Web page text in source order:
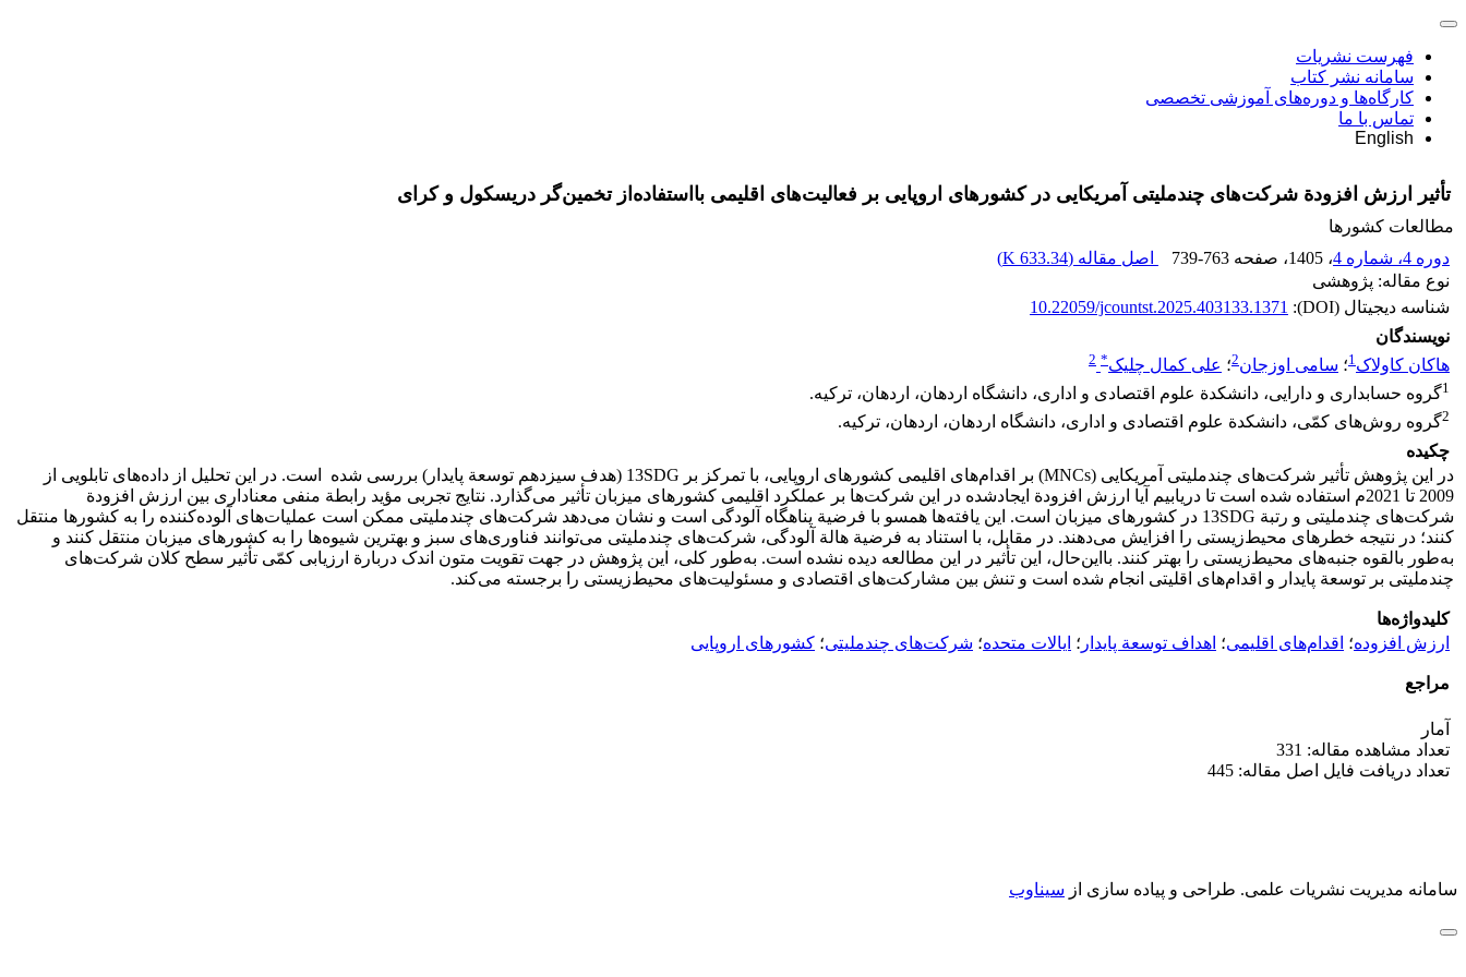
فهرست نشریات
سامانه نشر کتاب
کارگاه‌ها و دوره‌های آموزشی تخصصی
تماس با ما
English
تأثیر ارزش افزودة شرکت‌های چندملیتی آمریکایی در کشورهای اروپایی بر فعالیت‌های اقلیمی بااستفاده‌از تخمین‌گر دریسکول و کرای
مطالعات کشورها
دوره 4، شماره 4
، 1405 ، صفحه 739-763 اصل مقاله (633.34 K
)
نوع مقاله: پژوهشی
شناسه دیجیتال (DOI):
10.22059/jcountst.2025.403133.1371
نویسندگان
هاکان کاولاک1؛ سامی اوزجان2؛ علی کمال چلیک*
2
1گروه حسابداری و دارایی، دانشکدة علوم اقتصادی و اداری، دانشگاه اردهان، اردهان، ترکیه.
2گروه روش‌های کمّی، دانشکدة علوم اقتصادی و اداری، دانشگاه اردهان، اردهان، ترکیه.
چکیده
در این پژوهش تأثیر شرکت‌های چندملیتی آمریکایی (MNCs) بر اقدام‌های اقلیمی کشورهای اروپایی، با تمرکز بر 13SDG (هدف سیزدهم توسعة پایدار) بررسی شده است. در این تحلیل از داده‌های تابلویی از
2009 تا 2021م استفاده شده است تا دریابیم آیا ارزش افزودة ایجادشده در این شرکت‌ها بر عملکرد اقلیمی کشورهای میزبان تأثیر می‌گذارد. نتایج تجربی مؤید رابطة منفی معناداری بین ارزش افزودة
شرکت‌های چندملیتی و رتبة 13SDG در کشورهای میزبان است. این یافته‌ها همسو با فرضیة پناهگاه آلودگی است و نشان می‌دهد شرکت‌های چندملیتی ممکن است عملیات‌های آلوده‌کننده را به کشورها منتقل
کنند؛ در نتیجه خطرهای محیط‌زیستی را افزایش می‌دهند. در مقابل، با استناد به فرضیة هالة آلودگی، شرکت‌های چندملیتی می‌توانند فناوری‌های سبز و بهترین شیوه‌ها را به کشورهای میزبان منتقل کنند و
به‌طور بالقوه جنبه‌های محیط‌زیستی را بهتر کنند. بااین‌حال، این تأثیر در این مطالعه دیده نشده است. به‌طور کلی، این پژوهش در جهت تقویت متون اندک دربارة ارزیابی کمّی تأثیر سطح کلان شرکت‌های
چندملیتی بر توسعة پایدار و اقدام‌های اقلیتی انجام شده است و تنش بین مشارکت‌های اقتصادی و مسئولیت‌های محیط‌زیستی را برجسته می‌کند.
کلیدواژه‌ها
ارزش افزوده؛ اقدام‌های اقلیمی؛ اهداف توسعة پایدار ؛ ایالات متحده؛ شرکت‌های چندملیتی؛ کشورهای اروپایی
مراجع
آمار
تعداد مشاهده مقاله: 331
تعداد دریافت فایل اصل مقاله: 445
سامانه مدیریت نشریات علمی. طراحی و پیاده سازی از سیناوب